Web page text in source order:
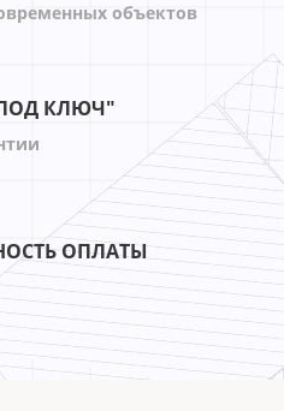
объектов
КЛЮЧ"
ОПЛАТЫ